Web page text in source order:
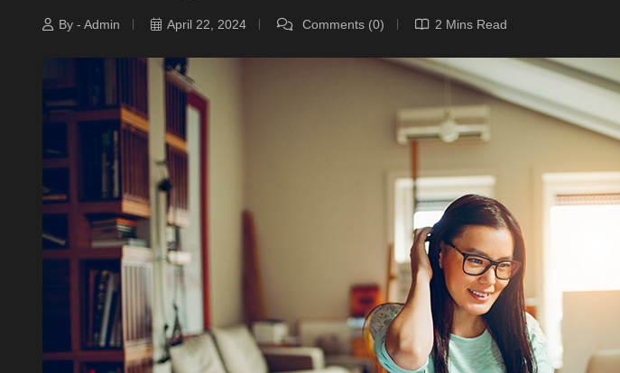
By - Admin April 22, 2024 Comments (0) 2 Mins Read